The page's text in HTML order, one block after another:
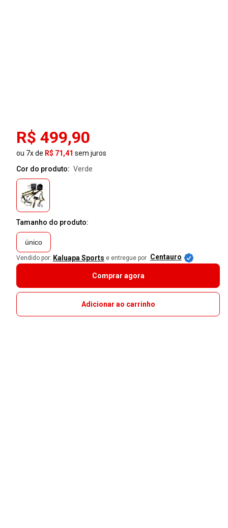
R$ 499,90
ou 7x de R$ 71,41 sem juros
Cor do produto:
verde
Tamanho do produto:
único
Vendido por: Kaluapa Sports e entregue por Centauro
Comprar agora
Adicionar ao carrinho